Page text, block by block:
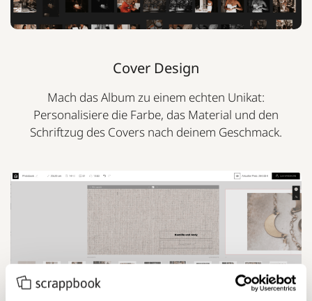
Cover Design
Mach das Album zu einem echten Unikat:
Personalisiere die Farbe, das Material und den
Schriftzug des Covers nach deinem Geschmack.